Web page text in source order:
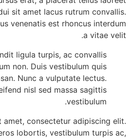
sit amet lacus rutrum convallis.
venenatis est rhoncus interdum
a vitae velit.
ligula turpis, ac convallis
non. Duis vestibulum quis
Nunc a vulputate lectus.
nisl sed massa sagittis
vestibulum.
amet, consectetur adipiscing elit.
lobortis, vestibulum turpis ac,